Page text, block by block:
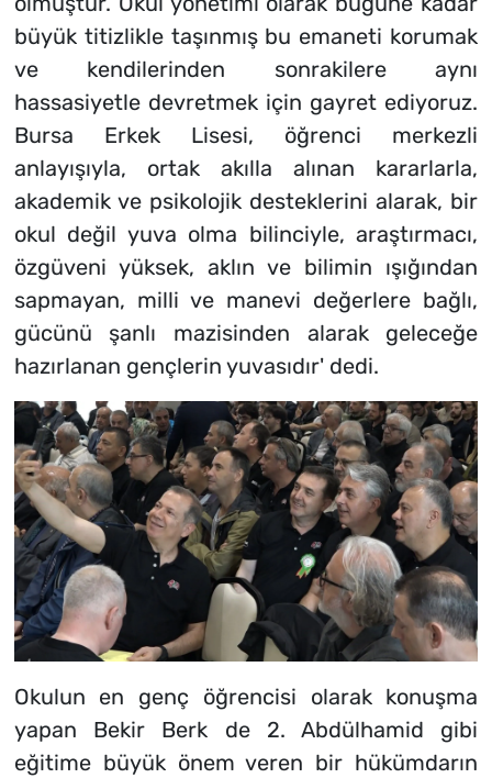
büyük titizlikle taşınmış bu emaneti korumak
ve kendilerinden sonrakilere aynı
hassasiyetle devretmek için gayret ediyoruz.
Bursa Erkek Lisesi, öğrenci merkezli
anlayışıyla, ortak akılla alınan kararlarla,
akademik ve psikolojik desteklerini alarak, bir
okul değil yuva olma bilinciyle, araştırmacı,
özgüveni yüksek, aklın ve bilimin ışığından
sapmayan, milli ve manevi değerlere bağlı,
gücünü şanlı mazisinden alarak geleceğe
hazırlanan gençlerin yuvasıdır' dedi.
Okulun en genç öğrencisi olarak konuşma
yapan Bekir Berk de 2. Abdülhamid gibi
eğitime büyük önem veren bir hükümdarın